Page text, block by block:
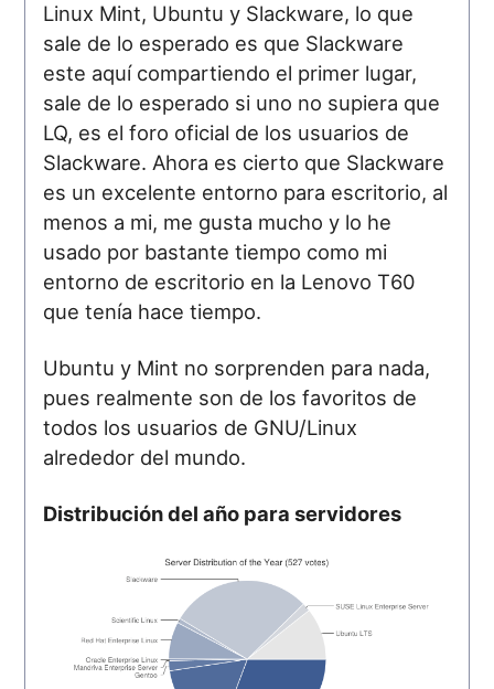
Linux Mint, Ubuntu y Slackware, lo que
sale de lo esperado es que Slackware
este aquí compartiendo el primer lugar,
sale de lo esperado si uno no supiera que
LQ, es el foro oficial de los usuarios de
Slackware. Ahora es cierto que Slackware
es un excelente entorno para escritorio, al
menos a mi, me gusta mucho y lo he
usado por bastante tiempo como mi
entorno de escritorio en la Lenovo T60
que tenía hace tiempo.
Ubuntu y Mint no sorprenden para nada,
pues realmente son de los favoritos de
todos los usuarios de GNU/Linux
alrededor del mundo.
Distribución del año para servidores